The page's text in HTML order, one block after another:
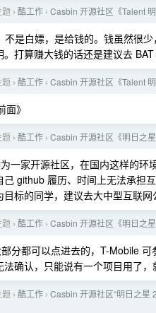
题 › 酷工作 › Casbin 开源社区《Talent
不是白嫖，是给钱的。钱虽然很
打算赚大钱的话还是建议去
题 › 酷工作 › Casbin 开源社区《Talent
面》
题 › 酷工作 › Casbin 开源社区《明日之
一家开源社区，在国内这样的环
github 履历、时间上无法承担
标的同学，建议去大中型互联网
题 › 酷工作 › Casbin 开源社区《明日之
分都可以点进去的，T-Mobile 可
确认，只能说有一个项目用了，
题 › 酷工作 › Casbin 开源社区“明日之星